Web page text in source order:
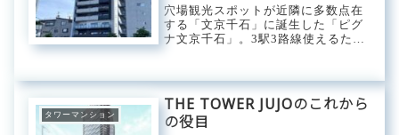
穴場観光スポットが近隣に多数点在
する「文京千石」に誕生した「ピグ
ナ文京千石」。3駅3路線使えるた
店街や巣鴨地蔵通り商店街などの活
気ある商店街でのお買い物が当たり
前になるロケーシ...
タワーマンション
THE TOWER JUJOのこれから
の役目